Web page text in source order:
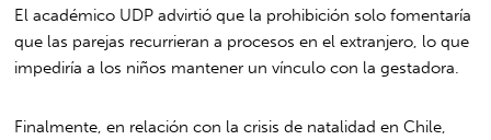
El académico UDP advirtió que la prohibición solo fomentaría
que las parejas recurrieran a procesos en el extranjero, lo que
impediría a los niños mantener un vínculo con la gestadora.
Finalmente, en relación con la crisis de natalidad en Chile,